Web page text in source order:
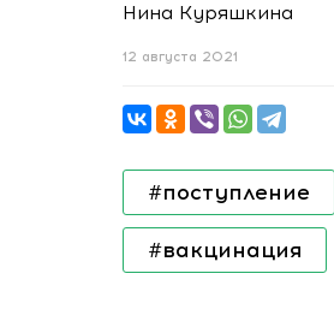
Нина Куряшкина
12 августа 2021
#поступление
#вакцинация